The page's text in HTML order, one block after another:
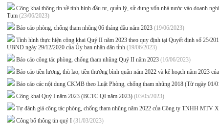
Công khai thông tin về tình hình đầu tư, quản lý, sử dụng vốn nhà nước vào doanh
Tum (23/06/2023)
Báo cáo phòng, chống tham nhũng 06 tháng đầu năm 2023 (19/06/2023)
Tình hình thực hiện công khai Quý II năm 2023 theo quy định tại Quyết định số 25/
UBND ngày 29/12/2020 của Ủy ban nhân dân tỉnh (19/06/2023)
Báo cáo công tác phòng, chống tham nhũng Quý II năm 2023 (16/06/2023)
Báo cáo tiền lương, thù lao, tiền thưởng bình quân năm 2022 và kế hoạch năm 2023
Báo cáo các nội dung CKMB theo Luật Phòng, chống tham nhũng 2018 (Từ ngày 01/
Công khai Quý I năm 2023 (BCTC QI năm 2023) (03/05/2023)
Tự đánh giá công tác phòng, chống tham nhũng năm 2022 của Công ty TNHH MTV
Công bố thông tin quý I (31/03/2023)